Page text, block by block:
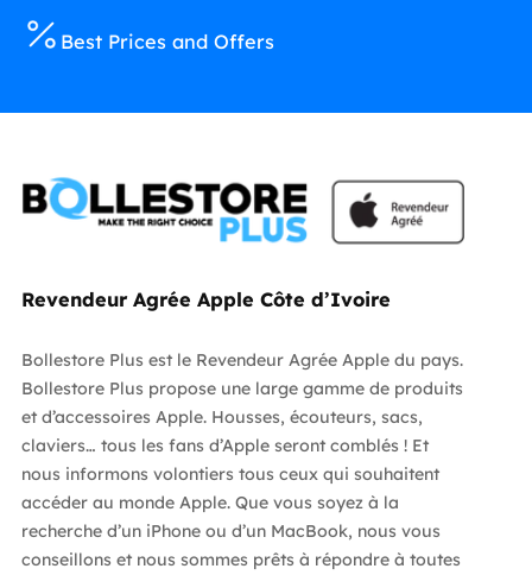
Best Prices and Offers
Revendeur Agrée Apple Côte d’Ivoire
Bollestore Plus est le Revendeur Agrée Apple du pays.
Bollestore Plus propose une large gamme de produits
et d’accessoires Apple. Housses, écouteurs, sacs,
claviers… tous les fans d’Apple seront comblés ! Et
nous informons volontiers tous ceux qui souhaitent
accéder au monde Apple. Que vous soyez à la
recherche d’un iPhone ou d’un MacBook, nous vous
conseillons et nous sommes prêts à répondre à toutes